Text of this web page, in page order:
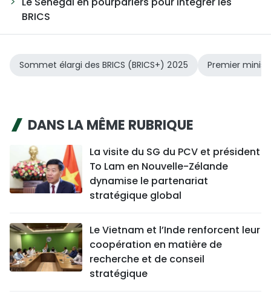
BRICS
Sommet élargi des BRICS (BRICS+) 2025 Premier
DANS LA MÊME RUBRIQUE
La visite du SG du PCV et président
To Lam en Nouvelle-Zélande
dynamise le partenariat
stratégique global
Le Vietnam et l’Inde renforcent leur
coopération en matière de
recherche et de conseil
stratégique